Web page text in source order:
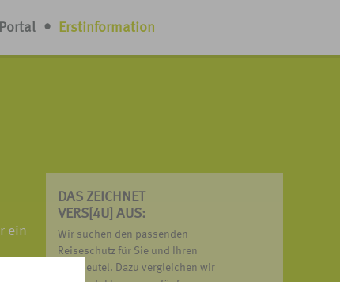
• Erstinformation
ein
DAS ZEICHNET
VERS[4U] AUS:
Wir suchen den passenden
Reiseschutz für Sie und Ihren
Geldbeutel. Dazu vergleichen wir